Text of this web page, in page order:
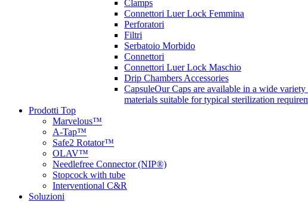
Clamps
Connettori Luer Lock Femmina
Perforatori
Filtri
Serbatoio Morbido
Connettori
Connettori Luer Lock Maschio
Drip Chambers Accessories
CapsuleOur Caps are available in a wide
materials suitable for typical sterilization
Prodotti Top
Marvelous™
A-Tap™
Safe2 Rotator™
OLAV™
Needlefree Connector (NIP®)
Stopcock with tube
Interventional C&R
Soluzioni